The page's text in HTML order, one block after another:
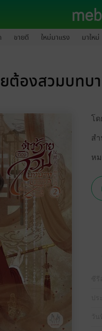
ขายดี ใหม่มาแรง มาใหม่
ต้องสวมบทบ
โด
ส
ห